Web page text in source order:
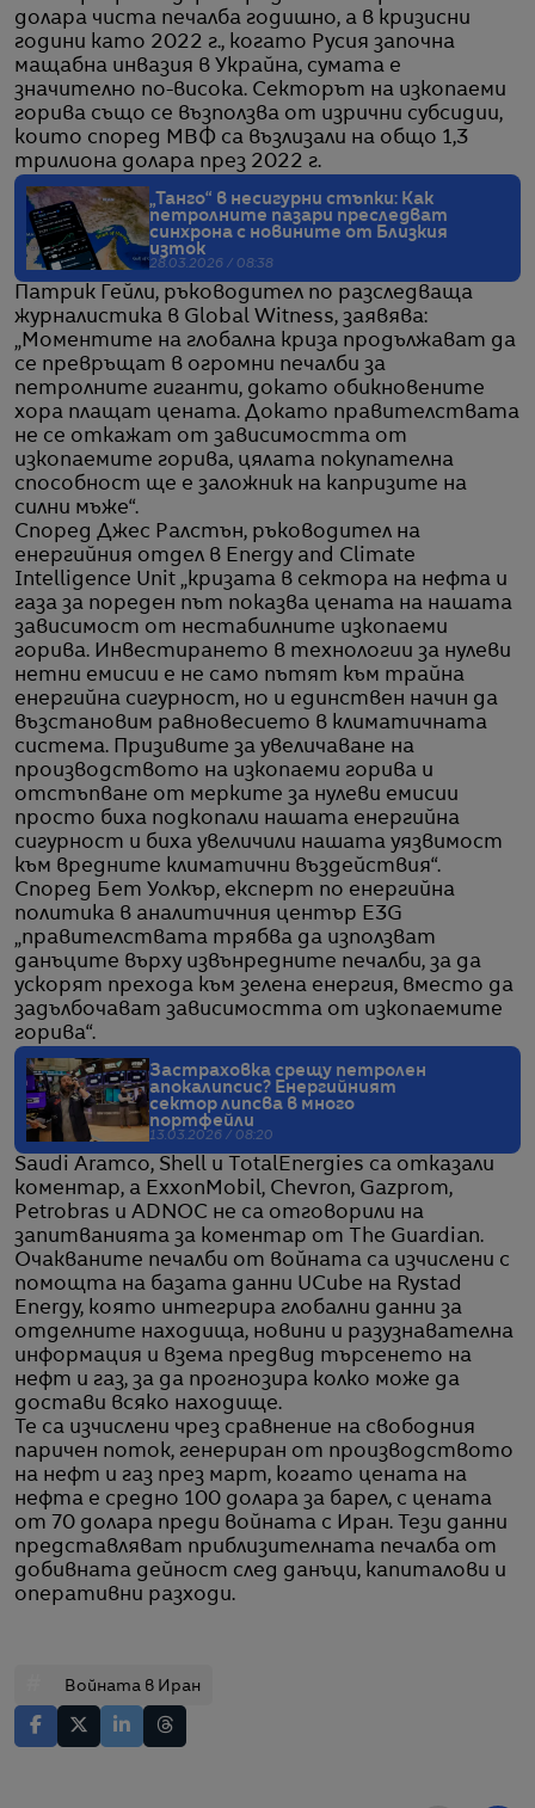
долара чиста печалба годишно, а в кризисни
години като 2022 г., когато Русия започна
мащабна инвазия в Украйна, сумата е
значително по-висока. Секторът на изкопаеми
горива също се възползва от изрични субсидии,
които според МВФ са възлизали на общо 1,3
трилиона долара през 2022 г.
„Танго“ в несигурни стъпки: Как
петролните пазари преследват
синхрона с новините от Близкия
изток
28.03.2026 / 08:38
Патрик Гейли, ръководител по разследваща
журналистика в Global Witness, заявява:
„Моментите на глобална криза продължават да
се превръщат в огромни печалби за
петролните гиганти, докато обикновените
хора плащат цената. Докато правителствата
не се откажат от зависимостта от
изкопаемите горива, цялата покупателна
способност ще е заложник на капризите на
силни мъже“.
Според Джес Ралстън, ръководител на
енергийния отдел в Energy and Climate
Intelligence Unit „кризата в сектора на нефта и
газа за пореден път показва цената на нашата
зависимост от нестабилните изкопаеми
горива. Инвестирането в технологии за нулеви
нетни емисии е не само пътят към трайна
енергийна сигурност, но и единствен начин да
възстановим равновесието в климатичната
система. Призивите за увеличаване на
производството на изкопаеми горива и
отстъпване от мерките за нулеви емисии
просто биха подкопали нашата енергийна
сигурност и биха увеличили нашата уязвимост
към вредните климатични въздействия“.
Според Бет Уолкър, експерт по енергийна
политика в аналитичния център E3G
„правителствата трябва да използват
данъците върху извънредните печалби, за да
ускорят прехода към зелена енергия, вместо да
задълбочават зависимостта от изкопаемите
горива“.
Застраховка срещу петролен
апокалипсис? Енергийният
сектор липсва в много
портфейли
13.03.2026 / 08:20
Saudi Aramco, Shell и TotalEnergies са отказали
коментар, а ExxonMobil, Chevron, Gazprom,
Petrobras и ADNOC не са отговорили на
запитванията за коментар от The Guardian.
Очакваните печалби от войната са изчислени с
помощта на базата данни UCube на Rystad
Energy, която интегрира глобални данни за
отделните находища, новини и разузнавателна
информация и взема предвид търсенето на
нефт и газ, за да прогнозира колко може да
достави всяко находище.
Те са изчислени чрез сравнение на свободния
паричен поток, генериран от производството
на нефт и газ през март, когато цената на
нефта е средно 100 долара за барел, с цената
от 70 долара преди войната с Иран. Тези данни
представляват приблизителната печалба от
добивната дейност след данъци, капиталови и
оперативни разходи.
Войната в Иран